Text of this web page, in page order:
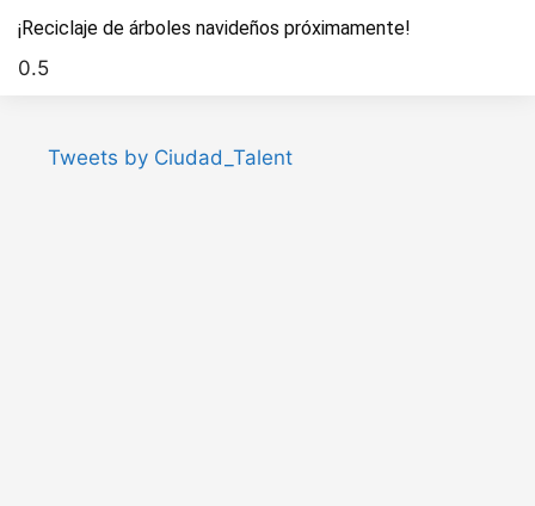
¡Reciclaje de árboles navideños próximamente!
Tweets by Ciudad_Talent